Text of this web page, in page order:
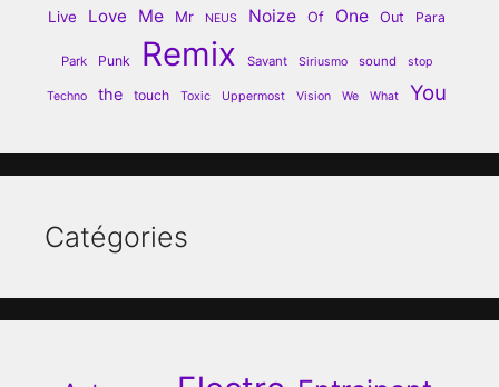
Live Love Me Mr NEUS Noize Of One Out Para
Park Punk Remix Savant Siriusmo sound stop
Techno the touch Toxic Uppermost Vision We What You
Catégories